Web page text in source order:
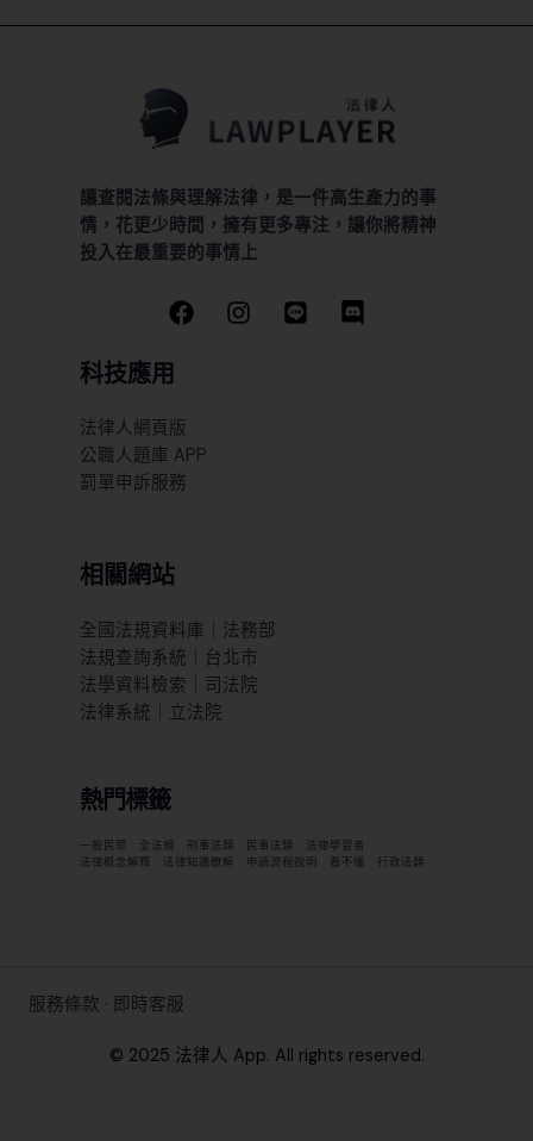
讓查閱法條與理解法律，是一件高生產力的事
情，花更少時間，擁有更多專注，讓你將精神
投入在最重要的事情上
科技應用
法律人網頁版
公職人題庫 APP
罰單申訴服務
相關網站
全國法規資料庫｜法務部
法規查詢系統｜台北市
法學資料檢索｜司法院
法律系統｜立法院
熱門標籤
一般民眾 全法規 刑事法類 民事法類
法律學習者
法律概念解釋
法律知識瞭解 申請流程說明 看不懂 行政法類
服務條款 · 即時客服
© 2025 法律人 App. All rights reserved.